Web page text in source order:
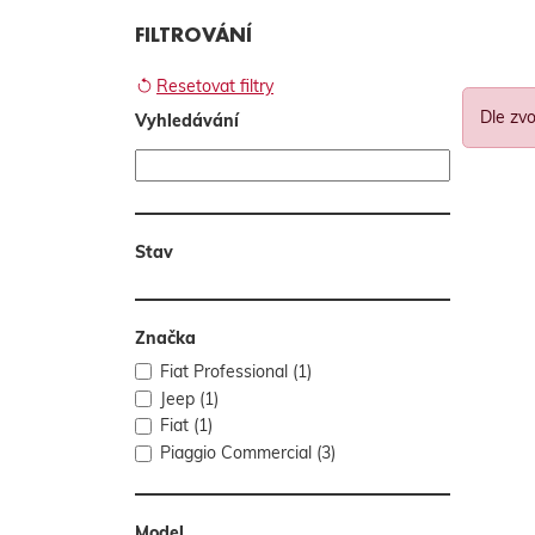
FILTROVÁNÍ
Resetovat filtry
Vyhledávání
Stav
Značka
Fiat Professional (1)
Jeep (1)
Fiat (1)
Piaggio Commercial (3)
Dle